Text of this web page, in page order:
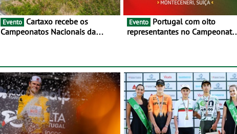
Evento
Campeonatos Nacionais da
Evento
representantes no Campeonato